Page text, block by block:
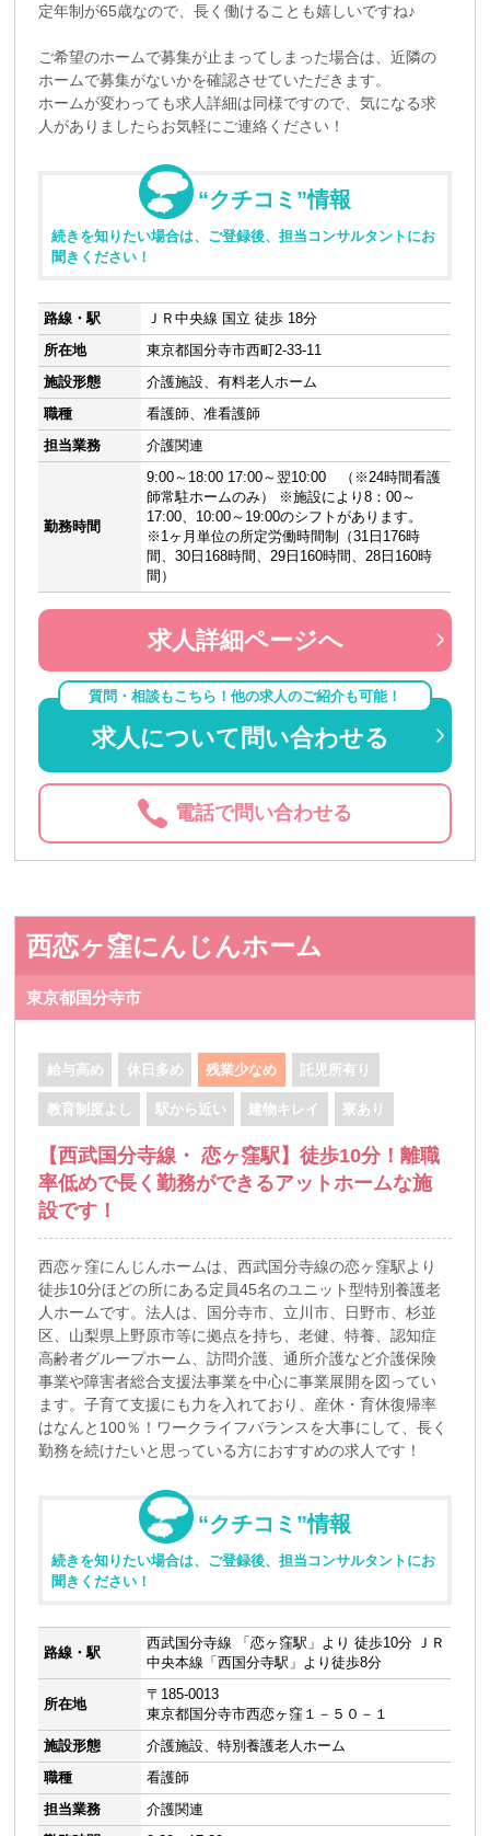
定年制が65歳なので、長く働けることも嬉しいですね♪
ご希望のホームで募集が止まってしまった場合は、近隣の
ホームで募集がないかを確認させていただきます。
ホームが変わっても求人詳細は同様ですので、気になる求
人がありましたらお気軽にご連絡ください！
“クチコミ”情報
続きを知りたい場合は、ご登録後、担当コンサルタントにお
聞きください！
路線・駅
ＪＲ中央線 国立 徒歩 18分
所在地
東京都国分寺市西町2-33-11
施設形態
介護施設、有料老人ホーム
職種
看護師、准看護師
担当業務
介護関連
勤務時間
9:00～18:00 17:00～翌10:00 （※24時間看護
師常駐ホームのみ） ※施設により8：00～
17:00、10:00～19:00のシフトがあります。
※1ヶ月単位の所定労働時間制（31日176時
間、30日168時間、29日160時間、28日160時
間）
求人詳細ページへ
質問・相談もこちら！他の求人のご紹介も可能！
求人について問い合わせる
電話で問い合わせる
西恋ヶ窪にんじんホーム
東京都国分寺市
給与高め 休日多め 残業少なめ 託児所有り
教育制度よし 駅から近い 建物キレイ 寮あり
【西武国分寺線・ 恋ヶ窪駅】徒歩10分！離職
率低めで長く勤務ができるアットホームな施
設です！
西恋ヶ窪にんじんホームは、西武国分寺線の恋ヶ窪駅より
徒歩10分ほどの所にある定員45名のユニット型特別養護老
人ホームです。法人は、国分寺市、立川市、日野市、杉並
区、山梨県上野原市等に拠点を持ち、老健、特養、認知症
高齢者グループホーム、訪問介護、通所介護など介護保険
事業や障害者総合支援法事業を中心に事業展開を図ってい
ます。子育て支援にも力を入れており、産休・育休復帰率
はなんと100％！ワークライフバランスを大事にして、長く
勤務を続けたいと思っている方におすすめの求人です！
“クチコミ”情報
続きを知りたい場合は、ご登録後、担当コンサルタントにお
聞きください！
路線・駅
西武国分寺線 「恋ヶ窪駅」より 徒歩10分 ＪＲ
中央本線「西国分寺駅」より徒歩8分
所在地
〒185-0013
東京都国分寺市西恋ヶ窪１－５０－１
施設形態
介護施設、特別養護老人ホーム
職種
看護師
担当業務
介護関連